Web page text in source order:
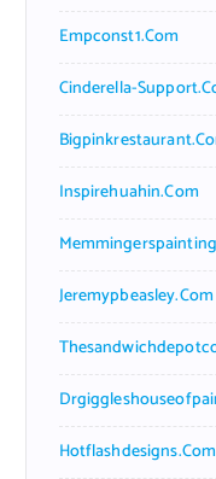
Empconst1.com
Cinderella-
Inspirehuahin.com
Jeremypbeasley.com
Hotflashdesigns.com